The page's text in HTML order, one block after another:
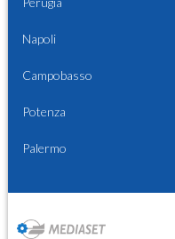
Napoli
Campobasso
Potenza
Palermo